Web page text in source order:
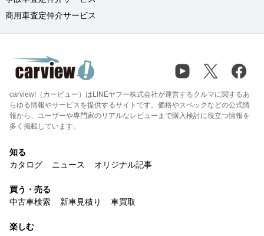
商用車査定仲介サービス
carview!（カービュー）はLINEヤフー株式会社が運営するクルマに関するあ
らゆる情報やサービスを提供するサイトです。価格やスペックなどの公式情
報から、ユーザーや専門家のリアルなレビューまで購入検討に役立つ情報を
多く掲載しています。
知る
カタログ
ニュース オリジナル記事
買う・売る
中古車検索
新車見積り 車買取
楽しむ